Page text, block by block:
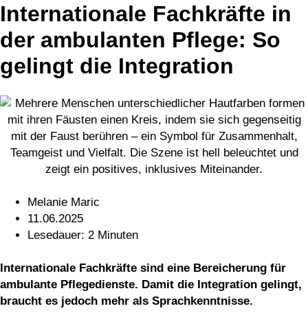
Internationale Fachkräfte in
der ambulanten Pflege: So
gelingt die Integration
Melanie Maric
11.06.2025
Lesedauer: 2 Minuten
Internationale Fachkräfte sind eine Bereicherung für
ambulante Pflegedienste. Damit die Integration gelingt,
braucht es jedoch mehr als Sprachkenntnisse.